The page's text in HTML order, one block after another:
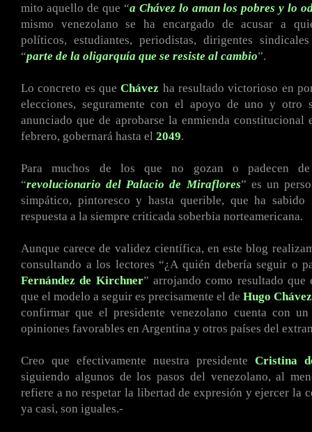
mito aquello de que “a Chávez lo aman los pobres y lo
mismo venezolano se ha encargado de acusar a
políticos, estudiantes, periodistas, dirigentes
“parte de la oligarquía que se resiste al cambio”.
Lo concreto es queChávez ha resultado victorioso en
elecciones, seguramente con el apoyo de uno y otro
anunciado que de aprobarse la enmienda
febrero, gobernará hasta el 2049.
Para muchos de los que no gozan o padecen
“revolucionario del Palacio de Miraflores” es un
simpático, pintoresco y hasta querible, que ha sabido
respuesta a la siempre criticada soberbia norteamericana.
Aunque carece de validez científica, en este blog
consultando a los lectores “¿A quién debería seguir o
Fernández de Kirchner” arrojando como resultado
que el modelo a seguir es precisamente el de Hugo Chávez
confirmar que el presidente venezolano cuenta con
opiniones favorables en Argentina y otros países del
Creo que efectivamente nuestra presidente Cristina
siguiendo algunos de los pasos del venezolano, al
refiere a no respetar la libertad de expresión y ejercer la
ya casi, son iguales.-